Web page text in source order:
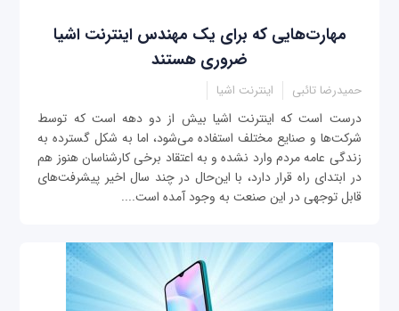
مهارت‌هایی که برای یک مهندس اینترنت اشیا
ضروری هستند
حمیدرضا تائبی اینترنت اشیا
درست است که اینترنت اشیا بیش از دو دهه است که توسط
شرکت‌ها و صنایع مختلف استفاده می‌شود، اما به شکل گسترده به
زندگی عامه مردم وارد نشده و به اعتقاد برخی کارشناسان هنوز هم
در ابتدای راه قرار دارد، با این‌حال در چند سال اخیر پیشرفت‌های
قابل توجهی‌ در این صنعت به وجود آمده است....